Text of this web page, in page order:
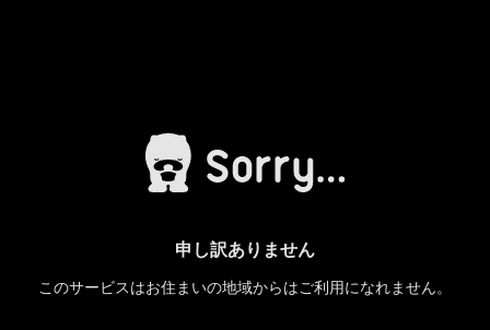
申し訳ありません
このサービスはお住まいの地域からはご利用になれません。